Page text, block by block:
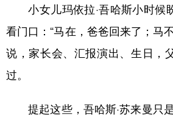
小女儿玛依拉·吾哈斯小时候
看门口：“马在，爸爸回来了；马
说，家长会、汇报演出、生日，
过。
提起这些，吾哈斯·苏来曼只